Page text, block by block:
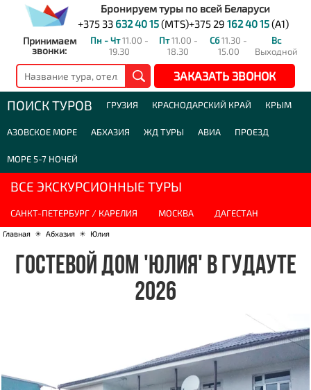
Бронируем туры по всей Беларуси
+375 33 632 40 15(MTS)+375 29 162 40 15(A1)
Принимаем
звонки:
Пн - Чт11.00 -
19.30
Пт11.00 -
18.30
Сб11.30 -
15.00
Вс
Выходной
ЗАКАЗАТЬ ЗВОНОК
ПОИСК ТУРОВ ГРУЗИЯ КРАСНОДАРСКИЙ КРАЙ КРЫМ
АЗОВСКОЕ МОРЕ АБХАЗИЯ ЖД ТУРЫ АВИА ПРОЕЗД
МОРЕ 5-7 НОЧЕЙ
ВСЕ ЭКСКУРСИОННЫЕ ТУРЫ
САНКТ-ПЕТЕРБУРГ / КАРЕЛИЯ МОСКВА ДАГЕСТАН
Главная ☀ Абхазия ☀ Юлия
ГОСТЕВОЙ ДОМ 'ЮЛИЯ' В ГУДАУТЕ
2026